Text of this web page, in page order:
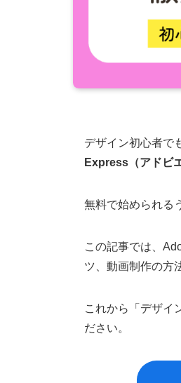
デザイン初心者で
Express（アドビ
無料で始められる
この記事では、
ツ、動画制作の方
これから「デザイ
ださい。